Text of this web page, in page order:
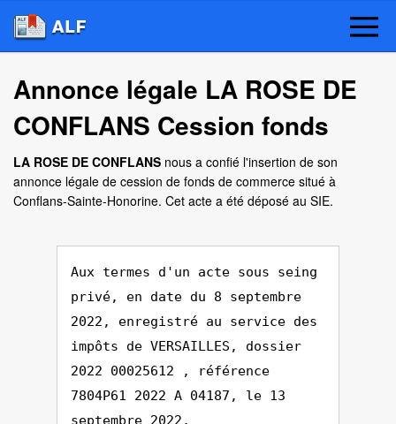
Annonce légale LA ROSE DE
CONFLANS Cession fonds
LA ROSE DE CONFLANS nous a confié l'insertion de son
annonce légale de cession de fonds de commerce situé à
Conflans-Sainte-Honorine. Cet acte a été déposé au SIE.
Aux termes d'un acte sous seing
privé, en date du 8 septembre
2022, enregistré au service des
impôts de VERSAILLES, dossier
2022 00025612 , référence
7804P61 2022 A 04187, le 13
septembre 2022,